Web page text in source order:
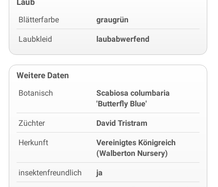
Laub
Blätterfarbe graugrün
Laubkleid laubabwerfend
Weitere Daten
Botanisch
Scabiosa columbaria
'Butterfly Blue'
Züchter David Tristram
Herkunft
Vereinigtes Königreich
(Walberton Nursery)
insektenfreundlich ja